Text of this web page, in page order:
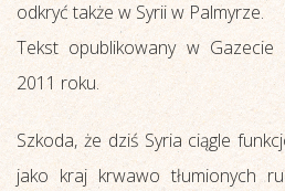
odkryć także w Syrii w Palmyrze.
Tekst opublikowany w
2011 roku.
Szkoda, że dziś Syria ciągle
jako kraj krwawo tłumionych